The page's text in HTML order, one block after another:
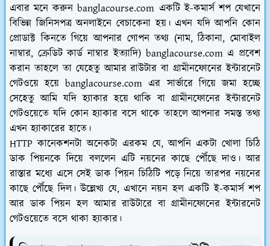
এবার মনে করুন banglacourse.com একটি ই-কমার্স শপ যেখানে
বিভিন্ন জিনিসপত্র অনলাইনে বেচাকেনা হয়। এখন যদি আপনি কোন
প্রোডাক্ট কিনতে গিয়ে আপনার গোপন তথ্য (নাম, ঠিকানা, মোবাইল
নাম্বার, ক্রেডিট কার্ড নাম্বার ইত্যাদি) banglacourse.com এ প্রবেশ
করান তাহলে তা যেহেতু আমার রাউটার বা গ্রামীনফোনের ইন্টারনেট
গেটওয়ে হয়ে banglacourse.com এর সার্ভারে গিয়ে জমা হচ্ছে
সেহেতু আমি যদি হ্যাকার হয়ে থাকি বা গ্রামীনফোনের ইন্টারনেট
গেটওয়েতে যদি কোন হ্যাকার বসে থাকে তাহলে আপনার সমস্ত তথ্য
এখন হ্যাকারের হাতে।
HTTP কানেকশনটা অনেকটা এরকম যে, আপনি একটা খোলা চিঠি
ডাক পিয়নকে দিয়ে বললেন এটি নয়নের কাছে পৌঁছে দাও। আর
রাস্তার মধ্যে এসে সেই ডাক পিয়ন চিঠিটি পড়ে নিয়ে তারপর নয়নের
কাছে পৌঁছে দিল। উল্লেখ্য যে, এখানে নয়ন হল একটি ই-কমার্স শপ
আর ডাক পিয়ন হল আমার রাউটারে বা গ্রামীনফোনের ইন্টারনেট
গেটওয়েতে বসে থাকা হ্যাকার।